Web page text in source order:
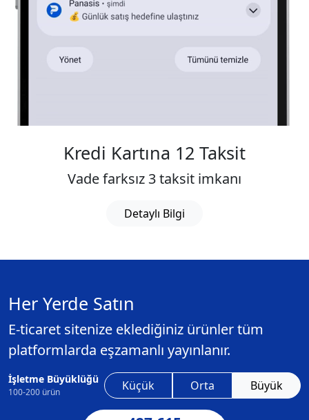
Kredi Kartına 12 Taksit
Vade farksız 3 taksit imkanı
Detaylı Bilgi
Her Yerde Satın
E-ticaret sitenize eklediğiniz ürünler tüm
platformlarda eşzamanlı yayınlanır.
İşletme Büyüklüğü
100-200 ürün Küçük Orta Büyük